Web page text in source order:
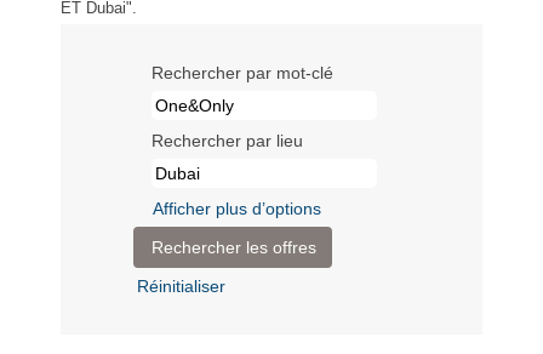
ET Dubai".
Rechercher par mot-clé
Rechercher par lieu
Afficher plus d’options
Réinitialiser